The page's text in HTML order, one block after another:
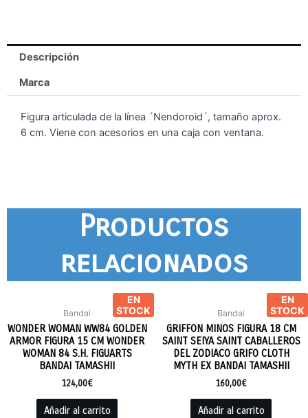
Descripción
Marca
Figura articulada de la línea ´Nendoroid´, tamaño aprox.
6 cm. Viene con acesorios en una caja con ventana.
Productos
relacionados
EN
STOCK
Bandai
WONDER WOMAN WW84 GOLDEN
ARMOR FIGURA 15 CM WONDER
WOMAN 84 S.H. FIGUARTS
BANDAI TAMASHII
124,00€
Añadir al carrito
EN
STOCK
Bandai
GRIFFON MINOS FIGURA 18 CM
SAINT SEIYA SAINT CABALLEROS
DEL ZODIACO GRIFO CLOTH
MYTH EX BANDAI TAMASHII
160,00€
Añadir al carrito